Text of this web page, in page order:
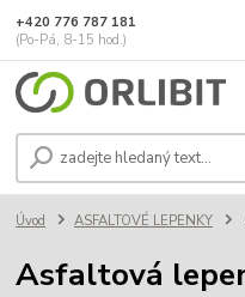
+420 776 787 181
(Po-Pá, 8-15 hod.)
Úvod ASFALTOVÉ LEPENKY
Asfaltová